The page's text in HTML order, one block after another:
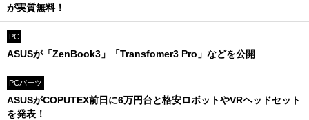
が実質無料！
PC
ASUSが「ZenBook3」「Transfomer3 Pro」などを公開
PCパーツ
ASUSがCOPUTEX前日に6万円台と格安ロボットやVRヘッドセット
を発表！